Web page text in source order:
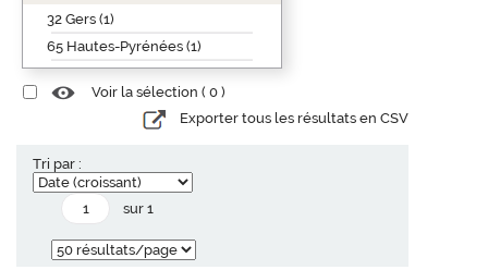
32 Gers (1)
65 Hautes-Pyrénées (1)
Voir la sélection ( 0 )
Exporter tous les résultats en CSV
Tri par :
sur 1